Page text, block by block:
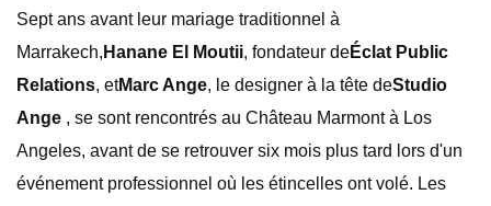
Sept ans avant leur mariage traditionnel à
Marrakech, Hanane El Moutii, fondateur deÉclat Public
Relations, etMarc Ange, le designer à la tête deStudio
Ange , se sont rencontrés au Château Marmont à Los
Angeles, avant de se retrouver six mois plus tard lors d'un
événement professionnel où les étincelles ont volé. Les